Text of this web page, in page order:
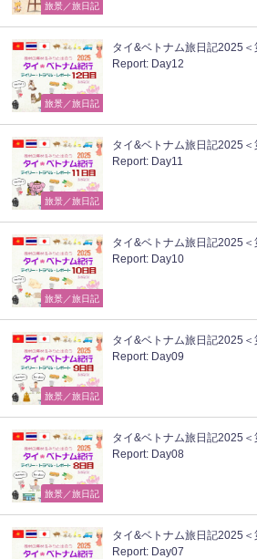
旅景／旅日記
旅景／旅日記
タイ&ベトナム旅日記2025
Report: Day12
旅景／旅日記
タイ&ベトナム旅日記2025
Report: Day11
旅景／旅日記
タイ&ベトナム旅日記2025
Report: Day10
旅景／旅日記
タイ&ベトナム旅日記2025
Report: Day09
旅景／旅日記
タイ&ベトナム旅日記2025
Report: Day08
タイ&ベトナム旅日記2025
Report: Day07